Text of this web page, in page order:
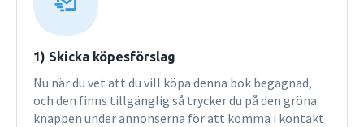
1) Skicka köpesförslag
Nu när du vet att du vill köpa denna bok begagnad,
och den finns tillgänglig så trycker du på den gröna
knappen under annonserna för att komma i kontakt